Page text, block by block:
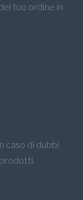
tuo ordine in
caso di dubbi